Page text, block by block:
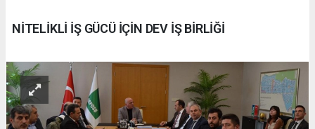
NİTELİKLİ İŞ GÜCÜ İÇİN DEV İŞ BİRLİĞİ